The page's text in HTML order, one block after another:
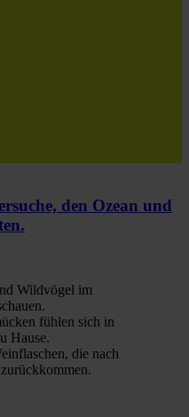
den Ozean und
Wildvögel im
fühlen sich in
Hause.
die nach